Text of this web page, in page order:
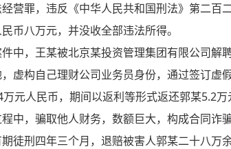
营罪，违反《中华人民共和国刑法》第二
币八万元，并没收全部违法所得。
中，王某被北京某投资管理集团有限公司
虚构自己理财公司业务员身份，通过签订虚
元人民币，期间以返利等形式返还郭某5.2
中，骗取他人财务，数额巨大，构成合同
徒刑四年三个月，退赔被害人郭某二十八万